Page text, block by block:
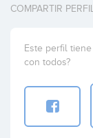
COMPARTIR
Este perfil
con todos?